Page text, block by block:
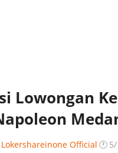
Lowongan
Lokershareinone Official 🕐